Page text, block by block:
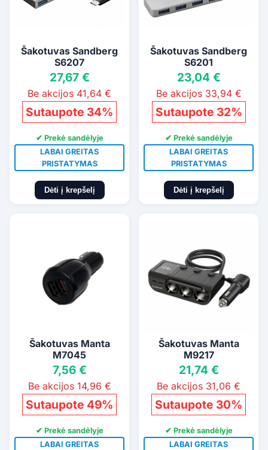
Šakotuvas Sandberg
S6207
27,67 €
Be akcijos 41,64 €
Sutaupote 34%
✔ Prekė sandėlyje
LABAI GREITAS
PRISTATYMAS
Dėti į krepšelį
Šakotuvas Sandberg
S6201
23,04 €
Be akcijos 33,94 €
Sutaupote 32%
✔ Prekė sandėlyje
LABAI GREITAS
PRISTATYMAS
Dėti į krepšelį
Šakotuvas Manta
M7045
7,56 €
Be akcijos 14,96 €
Sutaupote 49%
✔ Prekė sandėlyje
LABAI GREITAS
Šakotuvas Manta
M9217
21,74 €
Be akcijos 31,06 €
Sutaupote 30%
✔ Prekė sandėlyje
LABAI GREITAS